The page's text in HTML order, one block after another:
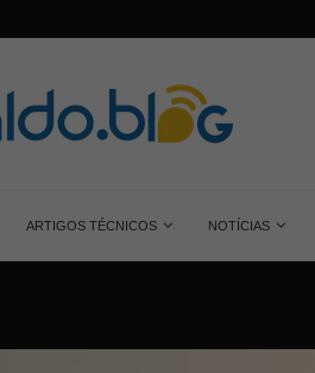
ARTIGOS TÉCNICOS NOTÍCIAS